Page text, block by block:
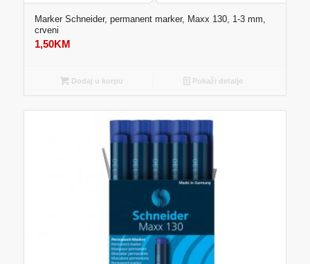
Marker Schneider, permanent marker, Maxx 130, 1-3 mm,
crveni
1,50KM
Dodaj u korpu Pokaži detalje